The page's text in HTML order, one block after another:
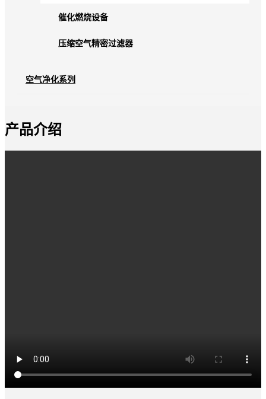
催化燃烧设备
压缩空气精密过滤器
空气净化系列
产品介绍